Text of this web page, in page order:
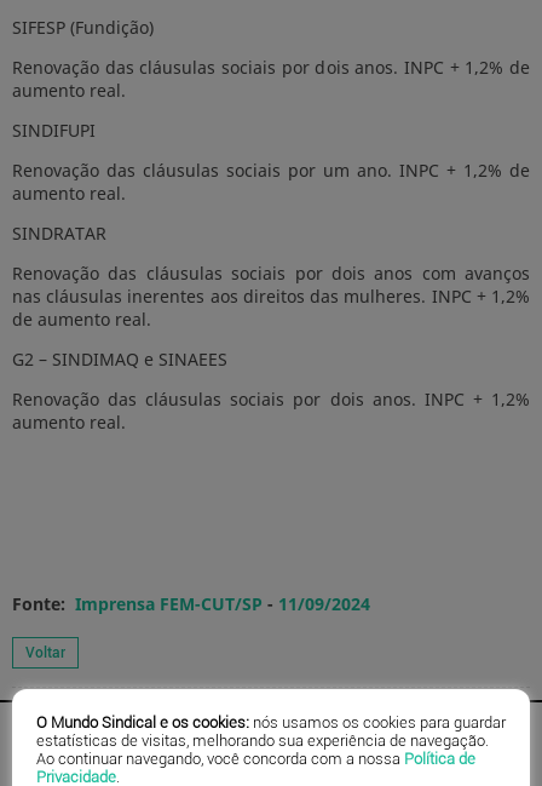
SIFESP (Fundição)
Renovação das cláusulas sociais por dois anos. INPC + 1,2% de
aumento real.
SINDIFUPI
Renovação das cláusulas sociais por um ano. INPC + 1,2% de
aumento real.
SINDRATAR
Renovação das cláusulas sociais por dois anos com avanços
nas cláusulas inerentes aos direitos das mulheres. INPC + 1,2%
de aumento real.
G2 – SINDIMAQ e SINAEES
Renovação das cláusulas sociais por dois anos. INPC + 1,2%
aumento real.
Fonte: Imprensa FEM-CUT/SP - 11/09/2024
O Mundo Sindical e os cookies: nós usamos os cookies para guardar
estatísticas de visitas, melhorando sua experiência de navegação.
Ao continuar navegando, você concorda com a nossa Política de
Privacidade.